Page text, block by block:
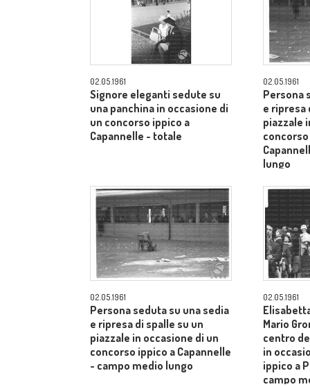
02.05.1961
Signore eleganti sedute su
una panchina in occasione di
un concorso ippico a
Capannelle - totale
02.05.1961
Persona
e ripresa
piazzale
concorso
lungo
02.05.1961
Persona seduta su una sedia
e ripresa di spalle su un
piazzale in occasione di un
concorso ippico a Capannelle
- campo medio lungo
02.05.1961
Mario
centro
in
ippico a
campo